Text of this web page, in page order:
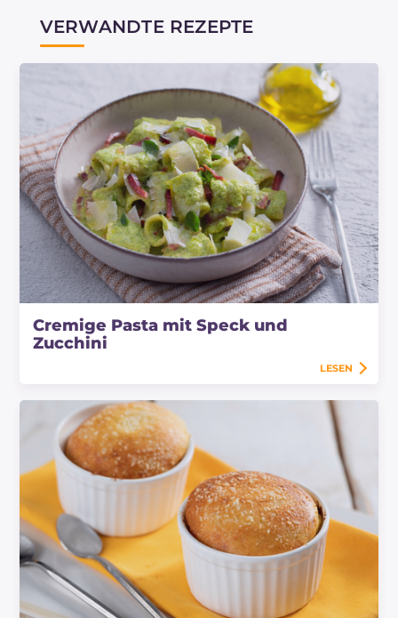
VERWANDTE REZEPTE
Cremige Pasta mit Speck und
Zucchini
LESEN